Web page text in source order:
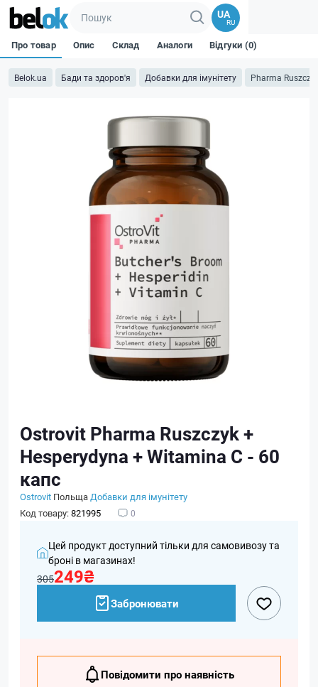
UA
RU
Belok.ua Бади та здоров'я Добавки для імунітету Pharma
Про товар Опис Склад Аналоги Відгуки (0)
Ostrovit Pharma Ruszczyk +
Hesperydyna + Witamina C - 60
капс
Ostrovit ПольщаДобавки для імунітету
Код товару:821995 0
Цей продукт доступний тільки для самовивозу та
броні в магазинах!
305249₴
Забронювати
Повідомити про наявність